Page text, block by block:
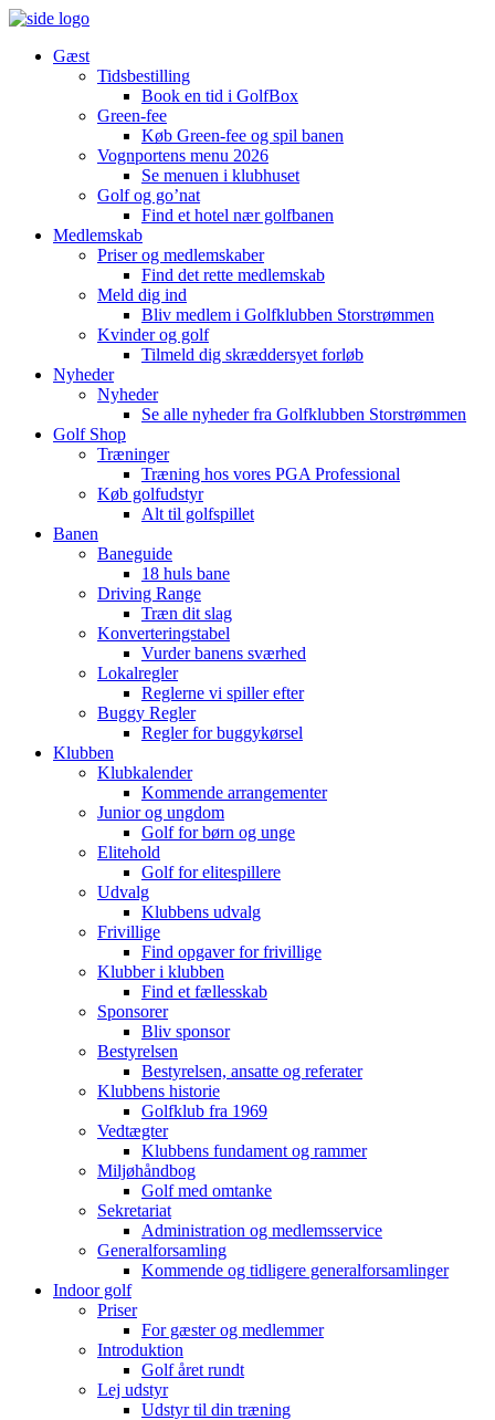
Gæst
Tidsbestilling
Book en tid i GolfBox
Green-fee
Køb Green-fee og spil banen
Vognportens menu 2026
Se menuen i klubhuset
Golf og go’nat
Find et hotel nær golfbanen
Medlemskab
Priser og medlemskaber
Find det rette medlemskab
Meld dig ind
Bliv medlem i Golfklubben Storstrømmen
Kvinder og golf
Tilmeld dig skræddersyet forløb
Nyheder
Nyheder
Se alle nyheder fra Golfklubben Storstrømmen
Golf Shop
Træninger
Træning hos vores PGA Professional
Køb golfudstyr
Alt til golfspillet
Banen
Baneguide
18 huls bane
Driving Range
Træn dit slag
Konverteringstabel
Vurder banens sværhed
Lokalregler
Reglerne vi spiller efter
Buggy Regler
Regler for buggykørsel
Klubben
Klubkalender
Kommende arrangementer
Junior og ungdom
Golf for børn og unge
Elitehold
Golf for elitespillere
Udvalg
Klubbens udvalg
Frivillige
Find opgaver for frivillige
Klubber i klubben
Find et fællesskab
Sponsorer
Bliv sponsor
Bestyrelsen
Bestyrelsen, ansatte og referater
Klubbens historie
Golfklub fra 1969
Vedtægter
Klubbens fundament og rammer
Miljøhåndbog
Golf med omtanke
Sekretariat
Administration og medlemsservice
Generalforsamling
Kommende og tidligere generalforsamlinger
Indoor golf
Priser
For gæster og medlemmer
Introduktion
Golf året rundt
Lej udstyr
Udstyr til din træning